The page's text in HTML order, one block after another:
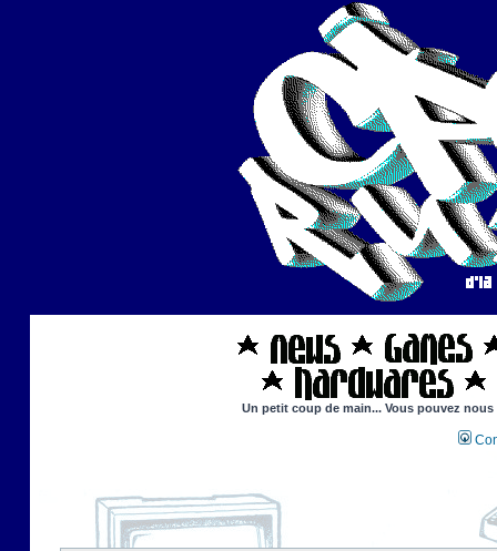
Un petit coup de main... Vous pouvez